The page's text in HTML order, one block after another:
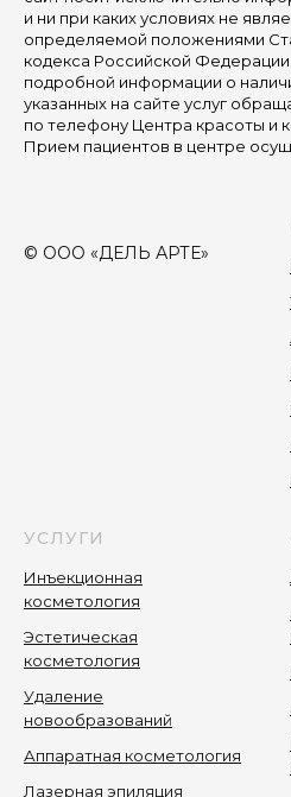
и ни при каких условиях не
определяемой положениями
кодекса Российской
подробной информации о
указанных на сайте услуг
по телефону Центра красоты и
Прием пациентов в центре
© ООО «ДЕЛЬ АРТЕ»
УСЛУГИ
Инъекционная
косметология
Эстетическая
косметология
Удаление
новообразований
Аппаратная косметология
Лазерная эпиляция